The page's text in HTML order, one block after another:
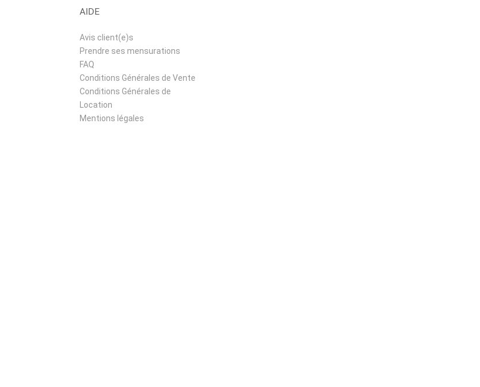
AIDE
Avis client(e)s
Prendre ses mensurations
FAQ
Conditions Générales de Vente
Conditions Générales de
Location
Mentions légales